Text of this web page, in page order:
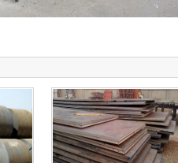
[2019-12-14]
[2019-12-05]
[2019-12-05]